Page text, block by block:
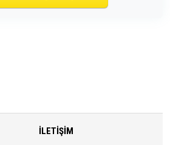
İLETIŞIM